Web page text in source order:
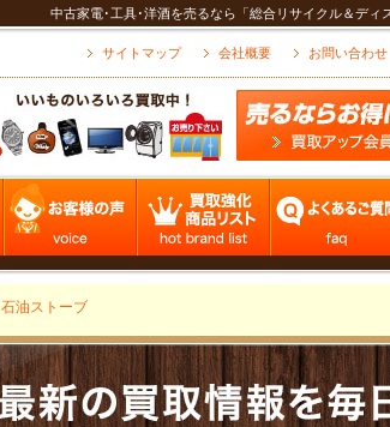
中古家電･工具･洋酒を売るなら「総合リサイクル＆デ
サイトマップ 会社概要 お問い合わせ
石油ストーブ